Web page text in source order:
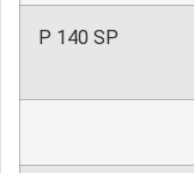
P 140 SP